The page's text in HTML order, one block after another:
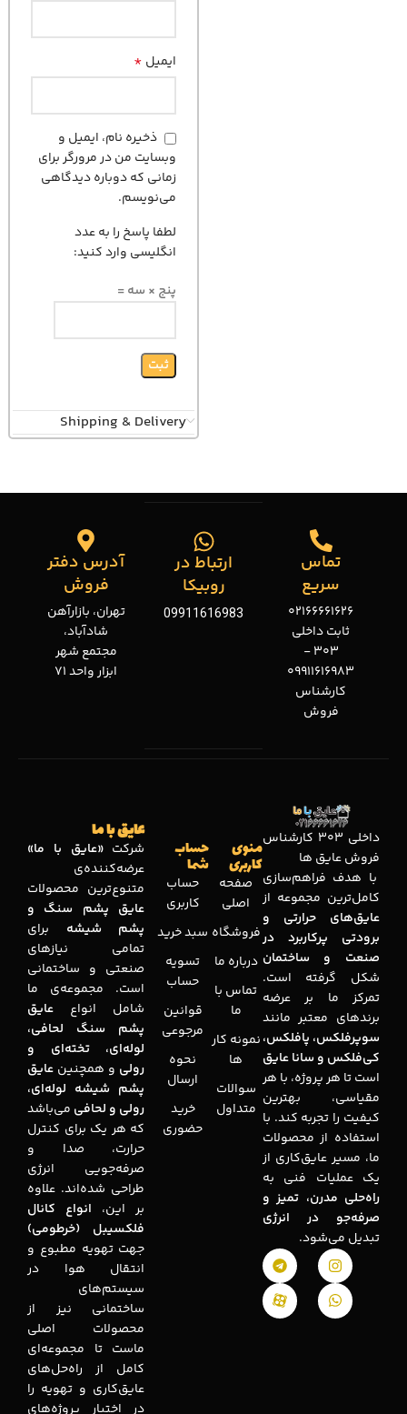
ایمیل *
ذخیره نام، ایمیل و
وبسایت من در مرورگر برای
زمانی که دوباره دیدگاهی
می‌نویسم.
لطفا پاسخ را به عدد
انگلیسی وارد کنید:
پنج × سه =
Shipping & Delivery
تماس
سریع
02166661626
ثابت داخلی
303 -
09911616983
کارشناس
فروش
ارتباط در
روبیکا
09911616983
آدرس دفتر
فروش
تهران، بازارآهن
شادآباد،
مجتمع شهر
ابزار واحد 71
داخلی 303 کارشناس
فروش عایق ها
با هدف فراهم‌سازی
کامل‌ترین مجموعه‌ از
عایق‌های حرارتی و
برودتی پرکاربرد در
صنعت و ساختمان
شکل گرفته است.
تمرکز ما بر عرضه
برندهای معتبر مانند
سوپرفلکس، پافلکس،
کی‌فلکس و سانا عایق
است تا هر پروژه، با هر
مقیاسی، بهترین
کیفیت را تجربه کند. با
استفاده از محصولات
ما، مسیر عایق‌کاری از
یک عملیات فنی به
راه‌حلی مدرن، تمیز و
صرفه‌جو در انرژی
تبدیل می‌شود.
منوی
کاربری
صفحه
اصلی
فروشگاه
درباره ما
تماس با
ما
نمونه کار
ها
سوالات
متداول
حساب
شما
حساب
کاربری
سبد خرید
تسویه
حساب
قوانین
مرجوعی
نحوه
ارسال
خرید
حضوری
عایق با ما
شرکت«عایق با ما»
عرضه‌کننده‌ی
متنوع‌ترین محصولات
عایق پشم سنگ و
پشم شیشه برای
تمامی نیازهای
صنعتی و ساختمانی
است. مجموعه‌ی ما
شامل انواع عایق
پشم سنگ لحافی،
لوله‌ای، تخته‌ای و
رولی و همچنین عایق
پشم شیشه لوله‌ای،
رولی و لحافی می‌باشد
که هر یک برای کنترل
حرارت، صدا و
صرفه‌جویی انرژی
طراحی شده‌اند. علاوه
بر این، انواع کانال
فلکسیبل (خرطومی)
جهت تهویه مطبوع و
انتقال هوا در
سیستم‌های
ساختمانی نیز از
محصولات اصلی
ماست تا مجموعه‌ای
کامل از راه‌حل‌های
عایق‌کاری و تهویه را
در اختیار پروژه‌های